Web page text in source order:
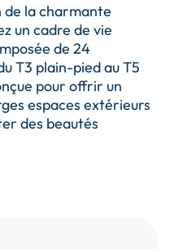
de la charmante
un cadre de vie
de 24
T3 plain-pied au T5
pour offrir un
espaces extérieurs
des beautés